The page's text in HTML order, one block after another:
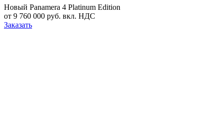
Новый Panamera 4 Platinum Edition
от 9 760 000 руб. вкл. НДС
Заказать